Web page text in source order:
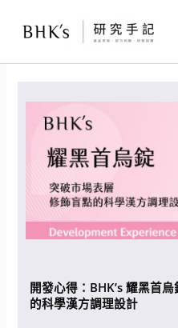
要
開發心得：BHK’s 耀黑首
的科學漢方調理設計